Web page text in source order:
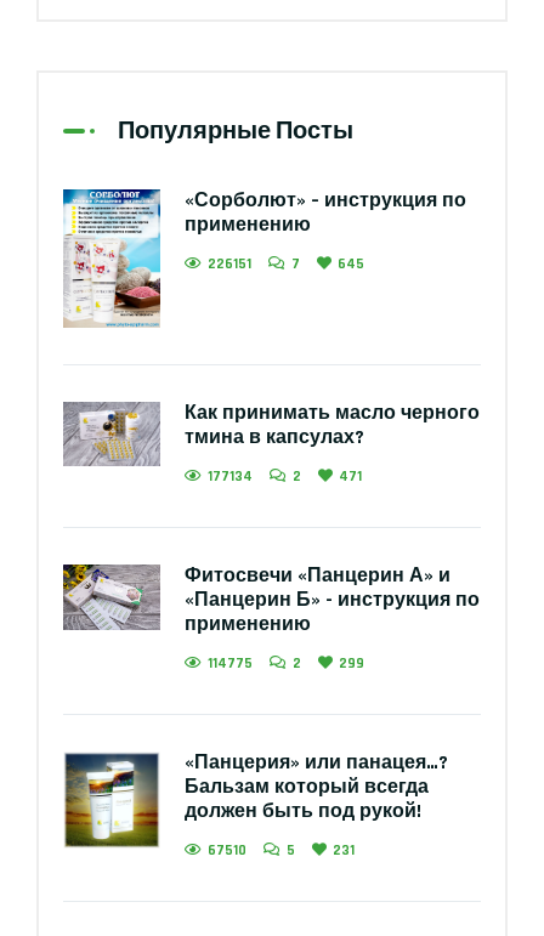
Популярные Посты
«Сорболют» – инструкция по
применению
226151 7 645
Как принимать масло черного
тмина в капсулах?
177134 2 471
Фитосвечи «Панцерин А» и
«Панцерин Б» - инструкция по
применению
114775 2 299
«Панцерия» или панацея…?
Бальзам который всегда
должен быть под рукой!
67510 5 231